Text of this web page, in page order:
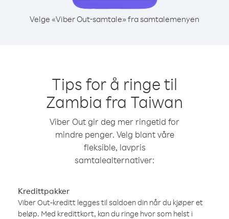
Velge «Viber Out-samtale» fra samtalemenyen
Tips for å ringe til
Zambia fra Taiwan
Viber Out gir deg mer ringetid for
mindre penger. Velg blant våre
fleksible, lavpris
samtalealternativer:
Kredittpakker
Viber Out-kreditt legges til saldoen din når du kjøper et
beløp. Med kredittkort, kan du ringe hvor som helst i